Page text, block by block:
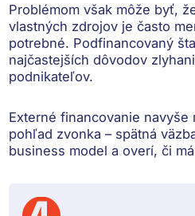
Problémom však môže byť,
vlastných zdrojov je často
potrebné. Podfinancovaný
najčastejších dôvodov
podnikateľov.
Externé financovanie navyše
pohľad zvonka – spätná
business model a overí, či